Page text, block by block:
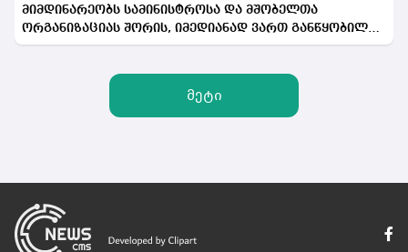
მიმდინარეობს სამინისტროსა და მშობელთა
ორგანიზაციას შორის, იმედიანად ვართ განწყობილი,
რომ პროგრამის გაფართოება საკეთილდღეო შედეგს
მეტი